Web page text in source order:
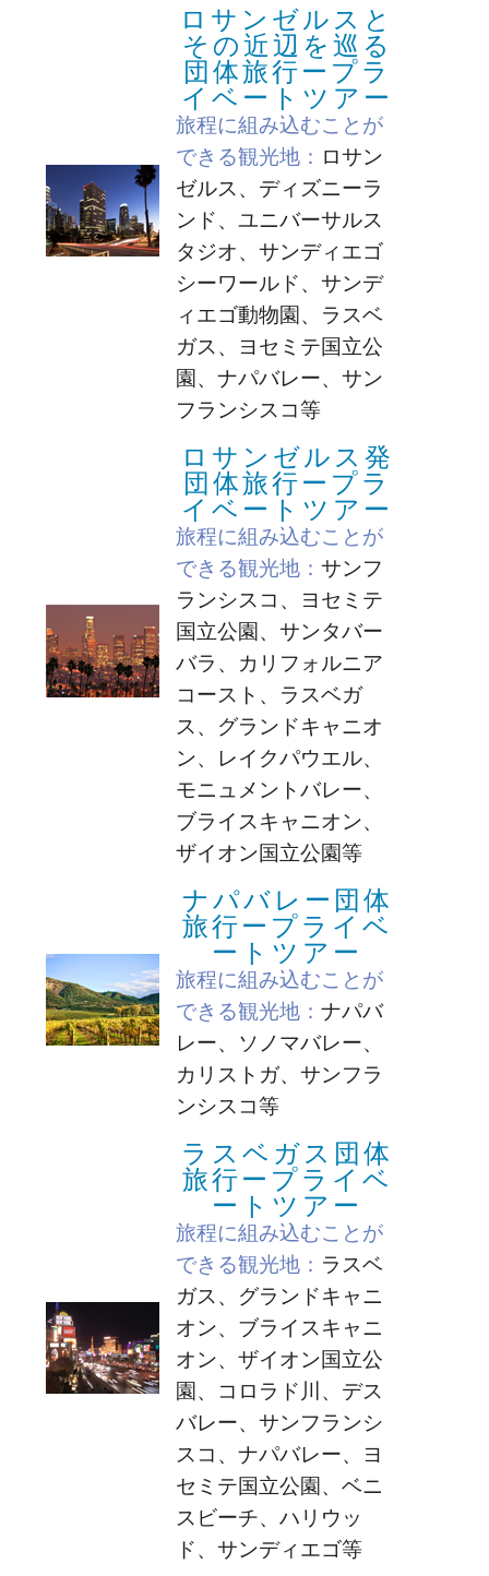
ロサンゼルスと
その近辺を巡る
団体旅行ープラ
イベートツアー
旅程に組み込むことが
できる観光地： ロサン
ゼルス、ディズニーラ
ンド、ユニバーサルス
タジオ、サンディエゴ
シーワールド、サンデ
ィエゴ動物園、ラスベ
ガス、ヨセミテ国立公
園、ナパバレー、サン
フランシスコ等
ロサンゼルス発
団体旅行ープラ
イベートツアー
旅程に組み込むことが
できる観光地：サンフ
ランシスコ、ヨセミテ
国立公園、サンタバー
バラ、カリフォルニア
コースト、ラスベガ
ス、グランドキャニオ
ン、レイクパウエル、
モニュメントバレー、
ブライスキャニオン、
ザイオン国立公園等
ナパバレー団体
旅行ープライベ
ートツアー
旅程に組み込むことが
できる観光地：ナパバ
レー、ソノマバレー、
カリストガ、サンフラ
ンシスコ等
ラスベガス団体
旅行ープライベ
ートツアー
旅程に組み込むことが
できる観光地： ラスベ
ガス、グランドキャニ
オン、ブライスキャニ
オン、ザイオン国立公
園、コロラド川、デス
バレー、サンフランシ
スコ、ナパバレー、ヨ
セミテ国立公園、ベニ
スビーチ、ハリウッ
ド、サンディエゴ等